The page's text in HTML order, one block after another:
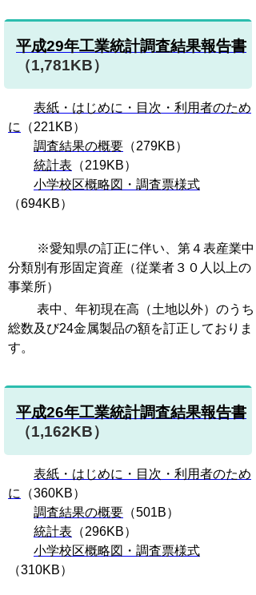
平成29年工業統計調査結果報告書
（1,781KB）
表紙・はじめに・目次・利用者のため
に
（221KB）
調査結果の概要 （279KB）
統計表 （219KB）
小学校区概略図・調査票様式
（694KB）
※愛知県の訂正に伴い、第４表産業中
分類別有形固定資産（従業者３０人以上の
事業所）
表中、年初現在高（土地以外）のうち
総数及び24金属製品の額を訂正しておりま
す。
平成26年工業統計調査結果報告書
（1,162KB）
表紙・はじめに・目次・利用者のため
に
（360KB）
調査結果の概要 （501B）
統計表 （296KB）
小学校区概略図・調査票様式
（310KB）